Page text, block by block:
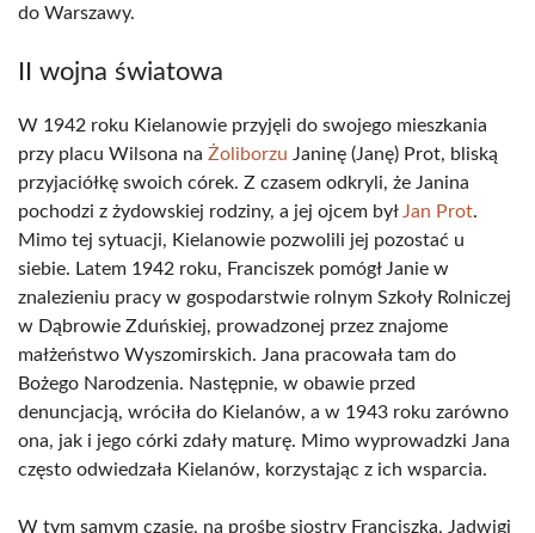
do Warszawy.
II wojna światowa
W 1942 roku Kielanowie przyjęli do swojego mieszkania
przy placu Wilsona na Żoliborzu Janinę (Janę) Prot, bliską
przyjaciółkę swoich córek. Z czasem odkryli, że Janina
pochodzi z żydowskiej rodziny, a jej ojcem był Jan Prot.
Mimo tej sytuacji, Kielanowie pozwolili jej pozostać u
siebie. Latem 1942 roku, Franciszek pomógł Janie w
znalezieniu pracy w gospodarstwie rolnym Szkoły Rolniczej
w Dąbrowie Zduńskiej, prowadzonej przez znajome
małżeństwo Wyszomirskich. Jana pracowała tam do
Bożego Narodzenia. Następnie, w obawie przed
denuncjacją, wróciła do Kielanów, a w 1943 roku zarówno
ona, jak i jego córki zdały maturę. Mimo wyprowadzki Jana
często odwiedzała Kielanów, korzystając z ich wsparcia.
W tym samym czasie, na prośbę siostry Franciszka, Jadwigi